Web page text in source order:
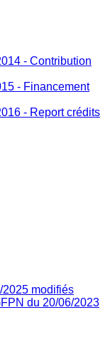
- Contribution
- Financement
- Report crédits
2025 modifiés
du 20/06/2023